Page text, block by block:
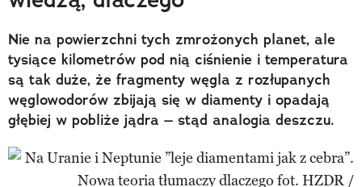
Nie na powierzchni tych zmrożonych planet, ale
tysiące kilometrów pod nią ciśnienie i temperatura
są tak duże, że fragmenty węgla z rozłupanych
węglowodorów zbijają się w diamenty i opadają
głębiej w pobliże jądra – stąd analogia deszczu.